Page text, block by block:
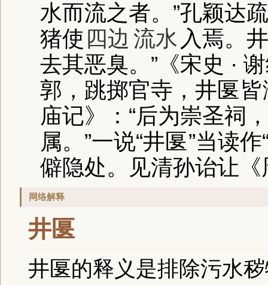
水而流之者。”孔颖达
猪使 四边 流水 入焉。
去其恶臭。” 《宋史 ·
郭，跳掷官寺， 井匽
庙记》
：“后为崇圣祠
属。”一说“井匽”当读作
僻隐处。见清孙诒让
网络解释
井匽
井匽的释义是排除污水